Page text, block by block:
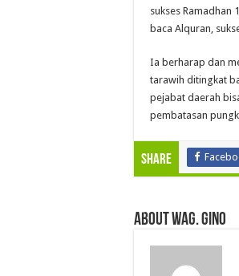
sukses Ramadhan
baca Alquran,
Ia berharap dan
tarawih ditingkat
pejabat daerah
pembatasan
Share
About wag. gino